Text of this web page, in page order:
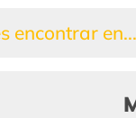
encontrar en...